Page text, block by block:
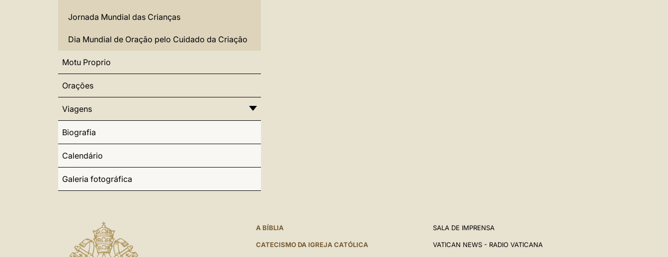
Jornada Mundial das Crianças
Dia Mundial de Oração pelo Cuidado da Criação
Motu Proprio
Orações
Viagens
Biografia
Calendário
Galeria fotográfica
A BÍBLIA
CATECISMO DA IGREJA CATÓLICA
SALA DE IMPRENSA
VATICAN NEWS - RADIO VATICANA